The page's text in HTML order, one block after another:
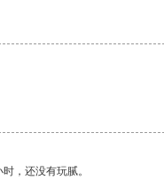
，还没有玩腻。